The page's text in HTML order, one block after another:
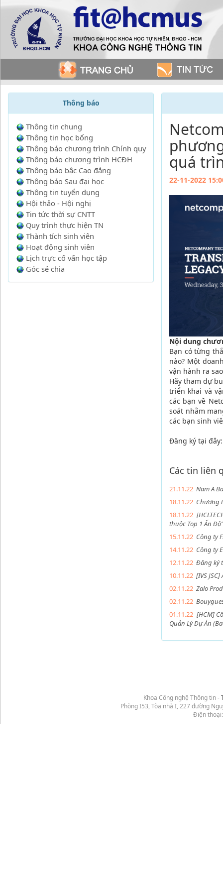
Thông báo
Thông tin chung
Thông tin học bổng
Thông báo chương trình Chính quy
Thông báo chương trình HCĐH
Thông báo bậc Cao đẳng
Thông báo Sau đại học
Thông tin tuyển dụng
Hội thảo - Hội nghị
Tin tức thời sự CNTT
Quy trình thực hiện TN
Thành tích sinh viên
Hoạt động sinh viên
Lịch trực cố vấn học tập
Góc sẻ chia
quá
22-11-2022
Nội dung
Bạn có từng
nào? Một
vận hành ra
Hãy tham dự
triển khai và
các bạn về
soát nhằm
các bạn sinh
Đăng ký tại
Các tin liên
21.11.22 Nam A
18.11.22 Chương
18.11.22
thuộc Top 1 Ấn Độ”
15.11.22 Công ty
14.11.22 Công ty
12.11.22 Đăng ký
10.11.22 [IVS
02.11.22 Zalo
02.11.22
01.11.22 [HCM]
Quản Lý Dự Án
Khoa Công nghệ Thông tin -
Phòng I53, Tòa nhà I, 227 đường
Điện